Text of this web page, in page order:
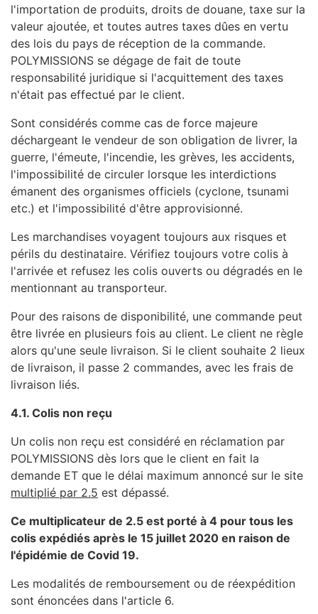
l'importation de produits, droits de douane, taxe sur la
valeur ajoutée, et toutes autres taxes dûes en vertu
des lois du pays de réception de la commande.
POLYMISSIONS se dégage de fait de toute
responsabilité juridique si l'acquittement des taxes
n'était pas effectué par le client.
Sont considérés comme cas de force majeure
déchargeant le vendeur de son obligation de livrer, la
guerre, l'émeute, l'incendie, les grèves, les accidents,
l'impossibilité de circuler lorsque les interdictions
émanent des organismes officiels (cyclone, tsunami
etc.) et l'impossibilité d'être approvisionné.
Les marchandises voyagent toujours aux risques et
périls du destinataire. Vérifiez toujours votre colis à
l'arrivée et refusez les colis ouverts ou dégradés en le
mentionnant au transporteur.
Pour des raisons de disponibilité, une commande peut
être livrée en plusieurs fois au client. Le client ne règle
alors qu'une seule livraison. Si le client souhaite 2 lieux
de livraison, il passe 2 commandes, avec les frais de
livraison liés.
4.1. Colis non reçu
Un colis non reçu est considéré en réclamation par
POLYMISSIONS dès lors que le client en fait la
demande ET que le délai maximum annoncé sur le site
multiplié par 2.5 est dépassé.
Ce multiplicateur de 2.5 est porté à 4 pour tous les
colis expédiés après le 15 juillet 2020 en raison de
l'épidémie de Covid 19.
Les modalités de remboursement ou de réexpédition
sont énoncées dans l'article 6.